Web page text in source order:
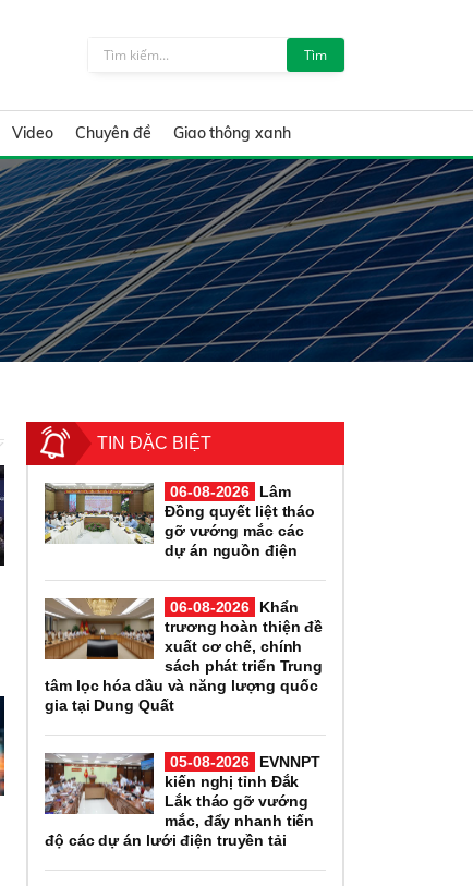
Tìm
Video Chuyên đề Giao thông xanh
TIN ĐẶC BIỆT
06-08-2026
Lâm
Đồng quyết liệt tháo
gỡ vướng mắc các
dự án nguồn điện
06-08-2026
Khẩn
trương hoàn thiện đề
xuất cơ chế, chính
sách phát triển Trung
tâm lọc hóa dầu và năng lượng quốc
gia tại Dung Quất
05-08-2026
EVNNPT
kiến nghị tỉnh Đắk
Lắk tháo gỡ vướng
mắc, đẩy nhanh tiến
độ các dự án lưới điện truyền tải